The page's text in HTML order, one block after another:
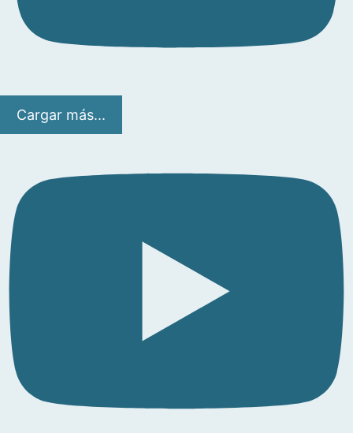
Cargar más...